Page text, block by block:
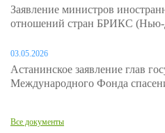
Заявление министров
отношений стран БРИКС (Нью-
03.05.2026
Астанинское заявление глав
Международного Фонда
Все документы